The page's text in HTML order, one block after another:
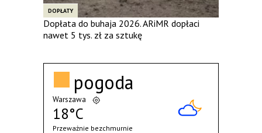
DOPŁATY
Dopłata do buhaja 2026. ARiMR dopłaci
nawet 5 tys. zł za sztukę
pogoda
Warszawa
18°C
Przeważnie bezchmurnie